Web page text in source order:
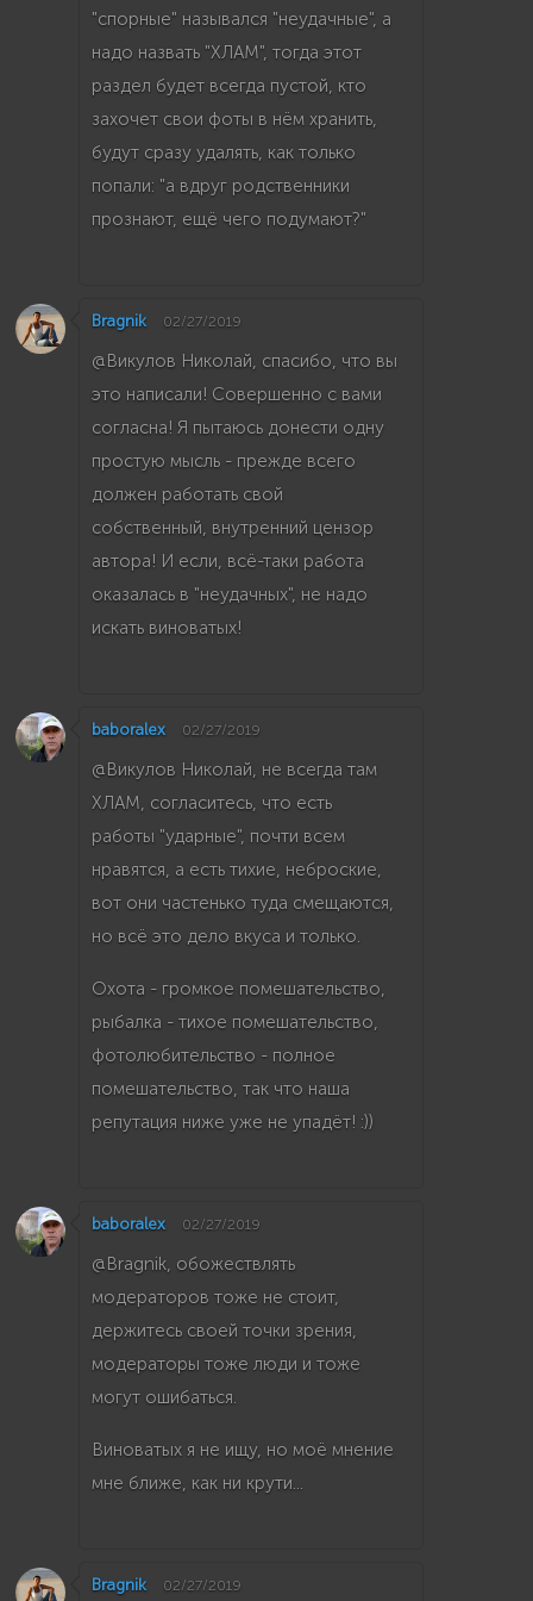
"спорные" назывался "неудачные", а
надо назвать "ХЛАМ", тогда этот
раздел будет всегда пустой, кто
захочет свои фоты в нём хранить,
будут сразу удалять, как только
попали: "а вдруг родственники
прознают, ещё чего подумают?"
Bragnik 02/27/2019
@Викулов Николай, спасибо, что вы
это написали! Совершенно с вами
согласна! Я пытаюсь донести одну
простую мысль - прежде всего
должен работать свой
собственный, внутренний цензор
автора! И если, всё-таки работа
оказалась в "неудачных", не надо
искать виноватых!
baboralex 02/27/2019
@Викулов Николай, не всегда там
ХЛАМ, согласитесь, что есть
работы "ударные", почти всем
нравятся, а есть тихие, неброские,
вот они частенько туда смещаются,
но всё это дело вкуса и только.
Охота - громкое помешательство,
рыбалка - тихое помешательство,
фотолюбительство - полное
помешательство, так что наша
репутация ниже уже не упадёт! :))
baboralex 02/27/2019
@Bragnik, обожествлять
модераторов тоже не стоит,
держитесь своей точки зрения,
модераторы тоже люди и тоже
могут ошибаться.
Виноватых я не ищу, но моё мнение
мне ближе, как ни крути...
Bragnik 02/27/2019